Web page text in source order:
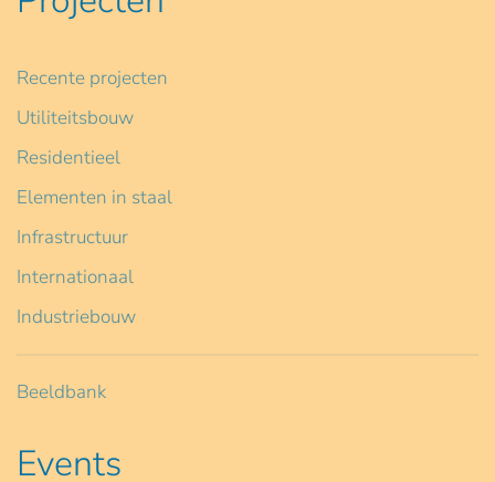
Recente projecten
Utiliteitsbouw
Residentieel
Elementen in staal
Infrastructuur
Internationaal
Industriebouw
Beeldbank
Events